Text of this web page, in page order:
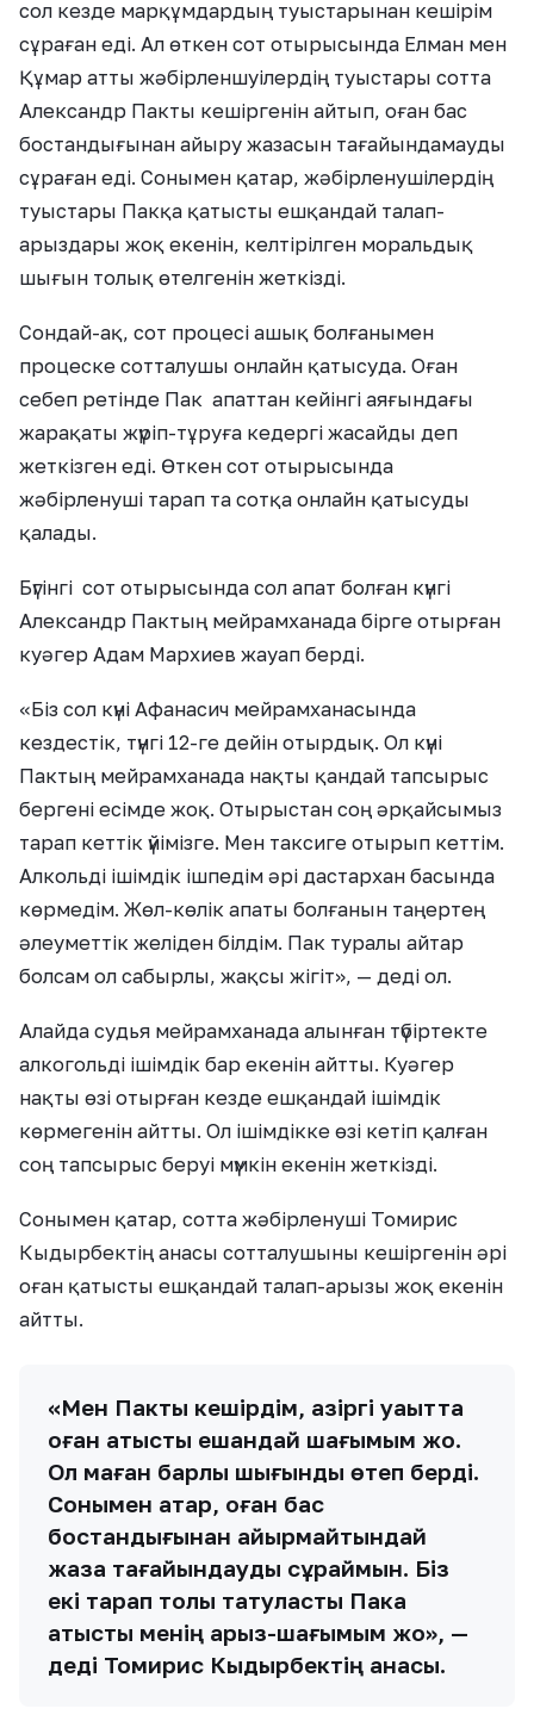
сол кезде марқұмдардың туыстарынан кешірім
сұраған еді. Ал өткен сот отырысында Елман мен
Құмар атты жәбірленшуілердің туыстары сотта
Александр Пакты кешіргенін айтып, оған бас
бостандығынан айыру жазасын тағайындамауды
сұраған еді. Сонымен қатар, жәбірленушілердің
туыстары Пакқа қатысты ешқандай талап-
арыздары жоқ екенін, келтірілген моральдық
шығын толық өтелгенін жеткізді.
Сондай-ақ, сот процесі ашық болғанымен
процеске сотталушы онлайн қатысуда. Оған
себеп ретінде Пак апаттан кейінгі аяғындағы
жарақаты жүріп-тұруға кедергі жасайды деп
жеткізген еді. Өткен сот отырысында
жәбірленуші тарап та сотқа онлайн қатысуды
қалады.
Бүгінгі сот отырысында сол апат болған күнгі
Александр Пактың мейрамханада бірге отырған
куәгер Адам Мархиев жауап берді.
«Біз сол күні Афанасич мейрамханасында
кездестік, түнгі 12-ге дейін отырдық. Ол күні
Пактың мейрамханада нақты қандай тапсырыс
бергені есімде жоқ. Отырыстан соң әрқайсымыз
тарап кеттік үйімізге. Мен таксиге отырып кеттім.
Алкольді ішімдік ішпедім әрі дастархан басында
көрмедім. Жөл-көлік апаты болғанын таңертең
әлеуметтік желіден білдім. Пак туралы айтар
болсам ол сабырлы, жақсы жігіт», — деді ол.
Алайда судья мейрамханада алынған түбіртекте
алкогольді ішімдік бар екенін айтты. Куәгер
нақты өзі отырған кезде ешқандай ішімдік
көрмегенін айтты. Ол ішімдікке өзі кетіп қалған
соң тапсырыс беруі мүмкін екенін жеткізді.
Сонымен қатар, сотта жәбірленуші Томирис
Кыдырбектің анасы сотталушыны кешіргенін әрі
оған қатысты ешқандай талап-арызы жоқ екенін
айтты.
«Мен Пакты кешірдім, қазіргі уақытта
оған қатысты ешқандай шағымым жоқ.
Ол маған барлық шығынды өтеп берді.
Сонымен қатар, оған бас
бостандығынан айырмайтындай
жаза тағайындауды сұраймын. Біз
екі тарап толық татуластық Пакқа
қатысты менің арыз-шағымым жоқ», —
деді Томирис Кыдырбектің анасы.